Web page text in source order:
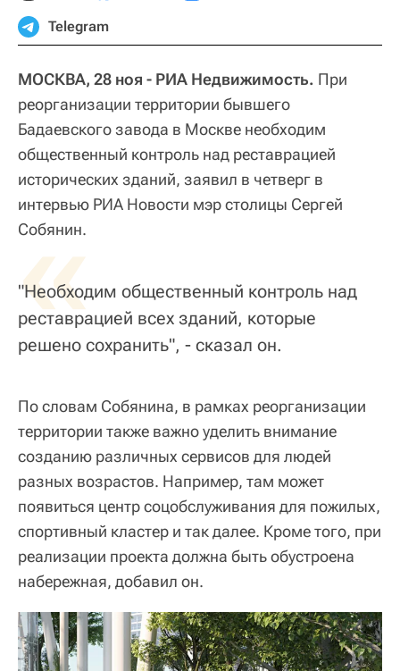
Telegram
МОСКВА, 28 ноя - РИА Недвижимость. При
реорганизации территории бывшего
Бадаевского завода в Москве необходим
общественный контроль над реставрацией
исторических зданий, заявил в четверг в
интервью РИА Новости мэр столицы Сергей
Собянин.
«
"Необходим общественный контроль над
реставрацией всех зданий, которые
решено сохранить", - сказал он.
По словам Собянина, в рамках реорганизации
территории также важно уделить внимание
созданию различных сервисов для людей
разных возрастов. Например, там может
появиться центр соцобслуживания для пожилых,
спортивный кластер и так далее. Кроме того, при
реализации проекта должна быть обустроена
набережная, добавил он.